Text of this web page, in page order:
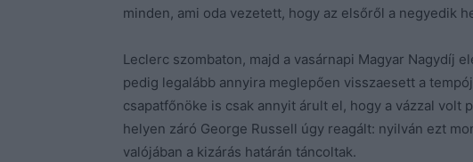
minden, ami oda vezetett, hogy az elsőről a negyedik
Leclerc szombaton, majd a vasárnapi Magyar Nagydíj
pedig legalább annyira meglepően visszaesett a
csapatfőnöke is csak annyit árult el, hogy a vázzal volt
helyen záró George Russell úgy reagált: nyilván ezt
valójában a kizárás határán táncoltak.